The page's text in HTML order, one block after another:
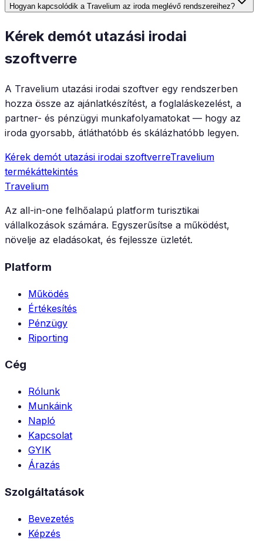
Hogyan kapcsolódik a Travelium az iroda meglévő rendszereihez?
Kérek demót utazási irodai
szoftverre
A Travelium utazási irodai szoftver egy rendszerben
hozza össze az ajánlatkészítést, a foglaláskezelést, a
partner- és pénzügyi munkafolyamatokat — hogy az
iroda gyorsabb, átláthatóbb és skálázhatóbb legyen.
Kérek demót utazási irodai szoftverreTravelium
termékáttekintés
Travelium
Az all-in-one felhőalapú platform turisztikai
vállalkozások számára. Egyszerűsítse a működést,
növelje az eladásokat, és fejlessze üzletét.
Platform
Működés
Értékesítés
Pénzügy
Riporting
Cég
Rólunk
Munkáink
Napló
Kapcsolat
GYIK
Árazás
Szolgáltatások
Bevezetés
Képzés